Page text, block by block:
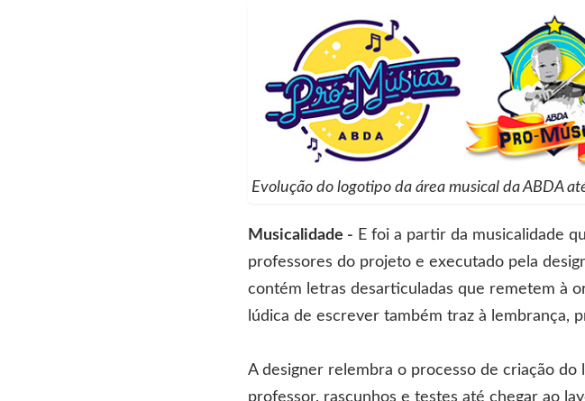
Evolução do logotipo da área musical da ABDA
Musicalidade - E foi a partir da musicalidade
professores do projeto e executado pela
contém letras desarticuladas que remetem à
lúdica de escrever também traz à lembrança,
A designer relembra o processo de criação
professor, rascunhos e testes até chegar ao